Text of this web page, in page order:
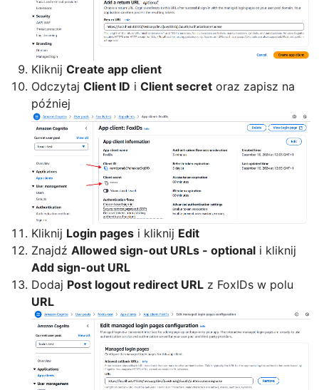
Kliknij Create app client
Odczytaj Client ID i Client secret oraz zapisz na
później
Kliknij Login pages i kliknij Edit
Znajdź Allowed sign-out URLs - optional i kliknij
Add sign-out URL
Dodaj Post logout redirect URL z FoxIDs w polu
URL